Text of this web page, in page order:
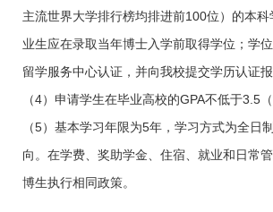
主流世界大学排行榜均排进前100位）的本科
业生应在录取当年博士入学前取得学位；学
留学服务中心认证，并向我校提交学历认证报
（4）申请学生在毕业高校的GPA不低于3.5
（5）基本学习年限为5年，学习方式为全日
向。在学费、奖助学金、住宿、就业和日常
博生执行相同政策。